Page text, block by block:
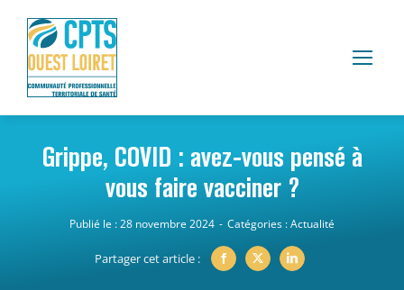
contenu
Grippe, COVID : avez-vous pensé à
vous faire vacciner ?
Publié le : 28 novembre 2024 - Catégories :Actualité
Partager cet article :